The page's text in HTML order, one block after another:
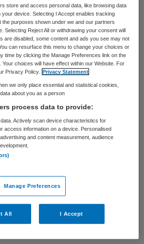
die in oktober het
van het Groene Hart
in Gouda hackte en zo een
zou hebben blootgelegd, had
op zijn
van het
(OM) gaat het om meer
en ruim 2500 foto’s van
van kinderen jonger dan 10
van 47 mensen op
store and access personal data, like browsing data
your device. Selecting I Accept enables tracking
the purposes shown under we and our partners
Selecting Reject All or withdrawing your consent will
are disabled, some content and ads you see may not
can resurface this menu to change your choices or
time by clicking the Manage Preferences link on the
Your choices will have effect within our Website. For
Privacy Policy.
Privacy Statement
we only place essential and statistical cookies,
about you as a person
process data to provide:
Actively scan device characteristics for
access information on a device. Personalised
and content measurement, audience
Manage Preferences
All I Accept